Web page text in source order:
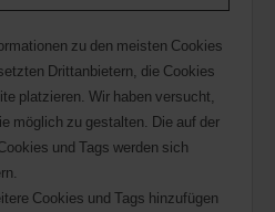
zu den meisten Cookies
Drittanbietern, die Cookies
platzieren. Wir haben versucht,
möglich zu gestalten. Die auf der
und Tags werden sich
Cookies und Tags hinzufügen